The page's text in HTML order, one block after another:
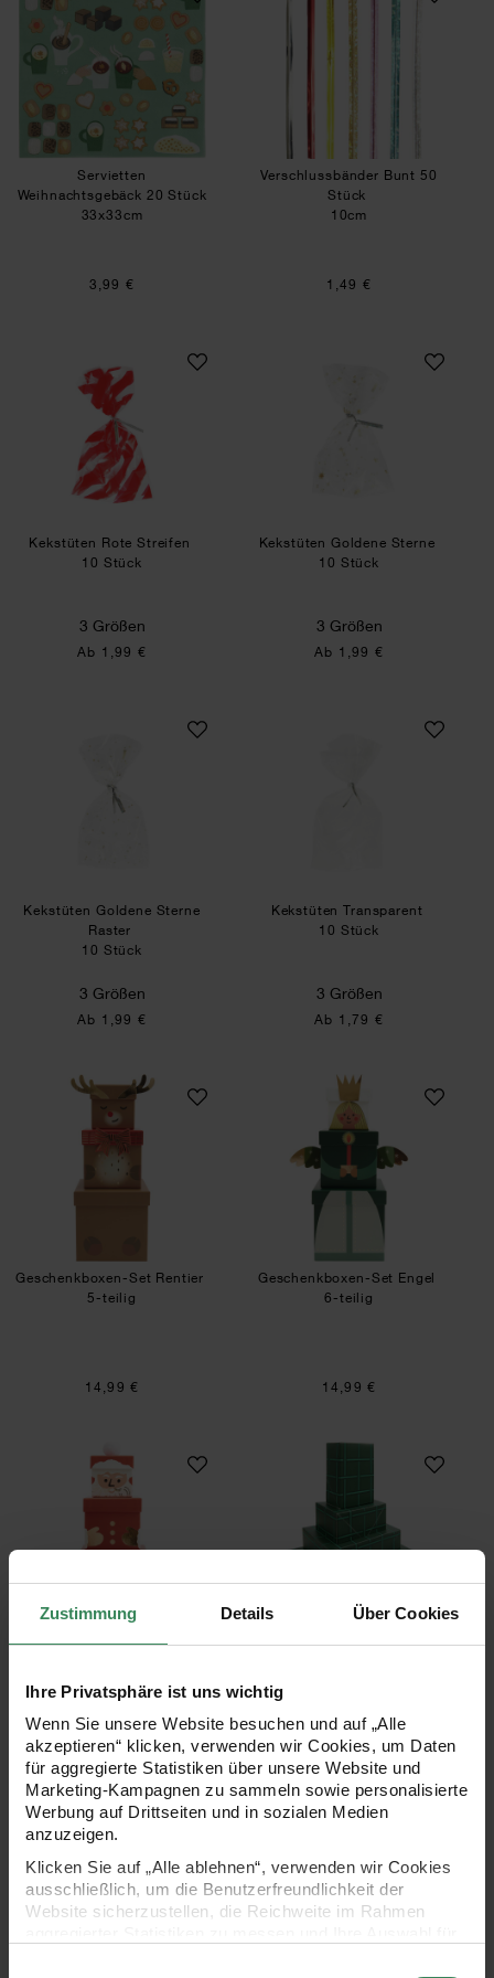
Zustimmung Details Über Cookies
Ihre Privatsphäre ist uns wichtig
Wenn Sie unsere Website besuchen und auf „Alle
akzeptieren“ klicken, verwenden wir Cookies, um Daten
für aggregierte Statistiken über unsere Website und
Marketing-Kampagnen zu sammeln sowie personalisierte
Werbung auf Drittseiten und in sozialen Medien
anzuzeigen.
Klicken Sie auf „Alle ablehnen“, verwenden wir Cookies
ausschließlich, um die Benutzerfreundlichkeit der
Website sicherzustellen, die Reichweite im Rahmen
Servietten
Weihnachtsgebäck 20 Stück
33x33cm
3,99 €
Verschlussbänder Bunt 50
Stück
10cm
1,49 €
Kekstüten Rote Streifen
Kekstüten Rote Streifen
10 Stück
3 Größen
Ab 1,99 €
Kekstüten
Kekstüten Goldene Sterne
10 Stück
3 Größen
Ab 1,99 €
Kekstüten Goldene Sterne Raster
Kekstüten Goldene Sterne
Raster
10 Stück
3 Größen
Ab 1,99 €
Kekstüten
Kekstüten Transparent
10 Stück
3 Größen
Ab 1,79 €
Geschenkboxen-Set Rentier
Geschenkboxen-Set Rentier
5-teilig
14,99 €
Geschenkboxen-
Geschenkboxen-Set Engel
6-teilig
14,99 €
Geschenkboxen-Set Weihnachtsmann
Geschenkboxen-Set
4-teilig
14,99 €
Paper Poetry
Paper Poetry
6,99 €
Paper Poetry Papierschachtel Sterne Set Mix
Paper Poetry